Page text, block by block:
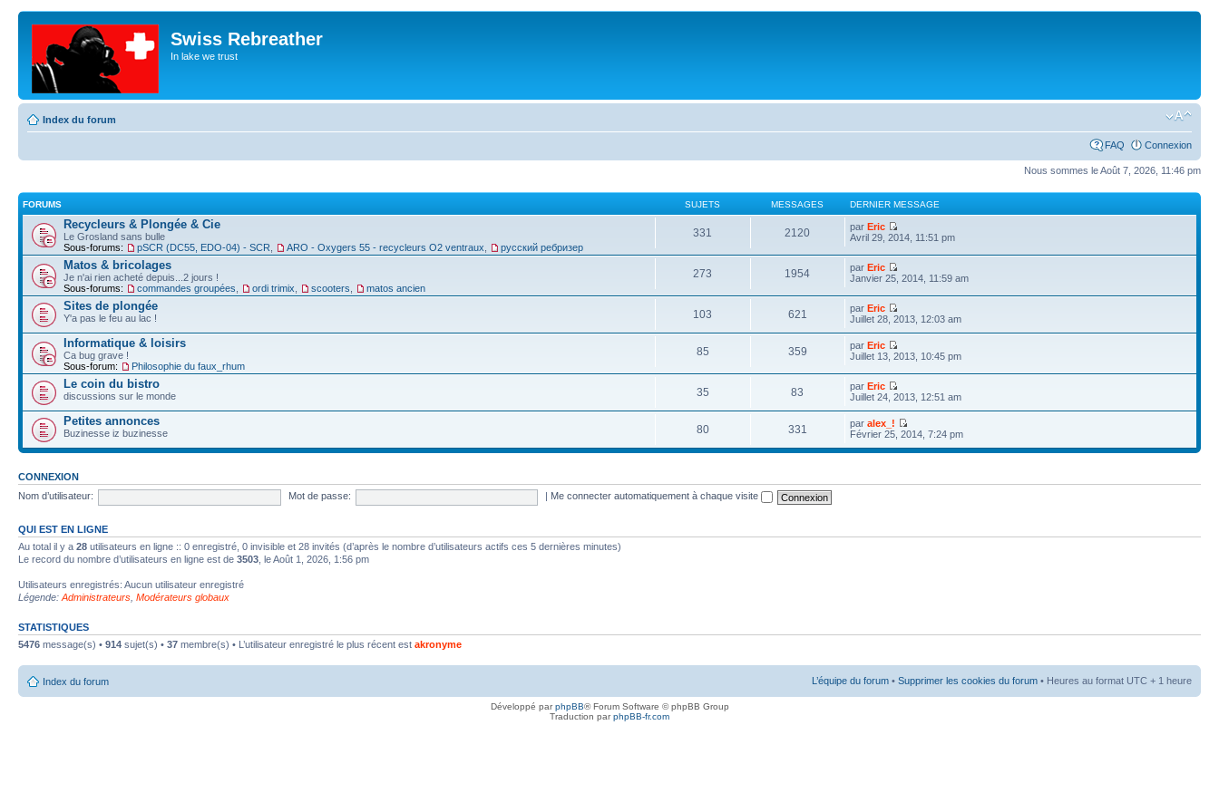
Swiss Rebreather
In lake we trust
Index du forum
FAQ Connexion
Nous sommes le Août 7, 2026, 11:46 pm
FORUMS SUJETS MESSAGES DERNIER MESSAGE
Recycleurs & Plongée & Cie
Le Grosland sans bulle
Sous-forums:
pSCR (DC55, EDO-04) - SCR ARO - Oxygers 55 - recycleurs O2 ventraux русский ребризер
331 2120 parEric
Avril 29, 2014, 11:51 pm
Matos & bricolages
Je n'ai rien acheté depuis...2 jours !
Sous-forums:
commandes groupées ordi trimix scooters matos ancien
273 1954 parEric
Janvier 25, 2014, 11:59 am
Sites de plongée
Y'a pas le feu au lac ! 103 621 parEric
Juillet 28, 2013, 12:03 am
Informatique & loisirs
Ca bug grave !
Sous-forum:
Philosophie du faux_rhum
85 359 parEric
Juillet 13, 2013, 10:45 pm
Le coin du bistro
discussions sur le monde 35 83 parEric
Juillet 24, 2013, 12:51 am
Petites annonces
Buzinesse iz buzinesse 80 331 paralex_!
Février 25, 2014, 7:24 pm
CONNEXION
Nom d’utilisateur:
Mot de passe: Me connecter automatiquement à chaque visite
QUI EST EN LIGNE
Au total il y a 28 utilisateurs en ligne :: 0 enregistré, 0 invisible et 28 invités (d’après le nombre d’utilisateurs actifs ces 5 dernières minutes)
Le record du nombre d’utilisateurs en ligne est de 3503 , le Août 1, 2026, 1:56 pm
Utilisateurs enregistrés: Aucun utilisateur enregistré
Légende: Administrateurs Modérateurs globaux
STATISTIQUES
5476 message(s) • 914 sujet(s) • 37 membre(s) • L’utilisateur enregistré le plus récent est akronyme
Index du forum L’équipe du forum • Supprimer les cookies du forum • Heures au format UTC + 1 heure
Développé parphpBB® Forum Software © phpBB Group
Traduction parphpBB-fr.com